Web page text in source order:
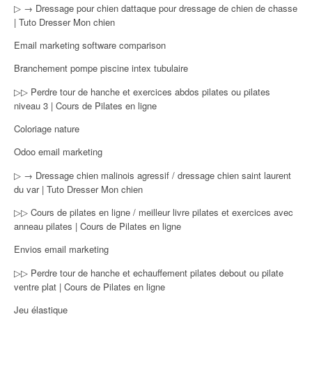
▷ → Dressage pour chien dattaque pour dressage de chien de chasse
| Tuto Dresser Mon chien
Email marketing software comparison
Branchement pompe piscine intex tubulaire
▷▷ Perdre tour de hanche et exercices abdos pilates ou pilates
niveau 3 | Cours de Pilates en ligne
Coloriage nature
Odoo email marketing
▷ → Dressage chien malinois agressif / dressage chien saint laurent
du var | Tuto Dresser Mon chien
▷▷ Cours de pilates en ligne / meilleur livre pilates et exercices avec
anneau pilates | Cours de Pilates en ligne
Envios email marketing
▷▷ Perdre tour de hanche et echauffement pilates debout ou pilate
ventre plat | Cours de Pilates en ligne
Jeu élastique